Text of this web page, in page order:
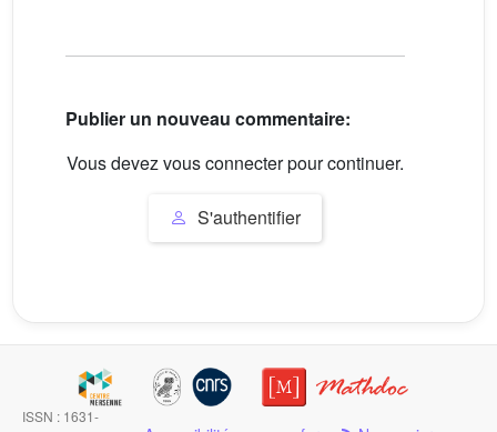
Publier un nouveau commentaire:
Vous devez vous connecter pour continuer.
S'authentifier
ISSN : 1631-